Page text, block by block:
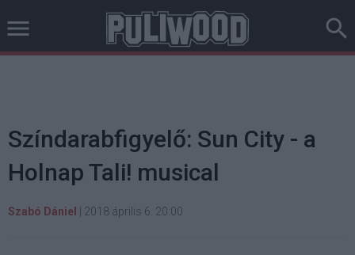
Színdarabfigyelő: Sun City - a
Holnap Tali! musical
Szabó Dániel 2018 április 6. 20:00